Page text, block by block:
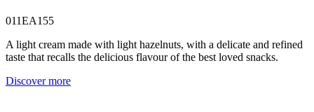
011EA155
A light cream made with light hazelnuts, with a delicate and refined
taste that recalls the delicious flavour of the best loved snacks.
Discover more